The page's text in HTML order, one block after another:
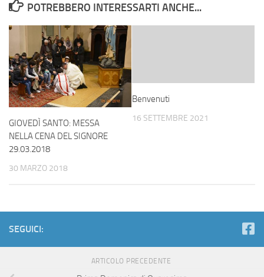
POTREBBERO INTERESSARTI ANCHE...
GIOVEDÌ SANTO: MESSA
NELLA CENA DEL SIGNORE
29.03.2018
30 MARZO 2018
Benvenuti
16 SETTEMBRE 2021
SEGUICI:
ARTICOLO PRECEDENTE